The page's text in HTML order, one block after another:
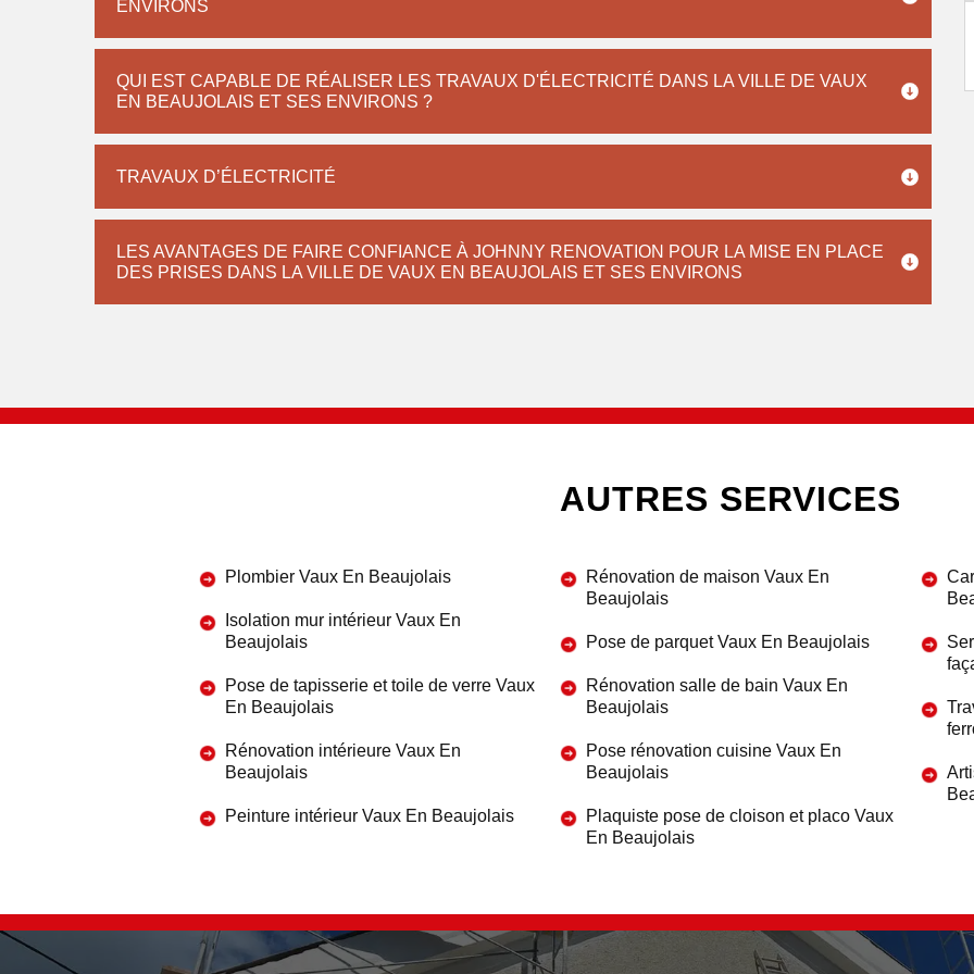
ENVIRONS
QUI EST CAPABLE DE RÉALISER LES TRAVAUX D'ÉLECTRICITÉ DANS LA VILLE DE VAUX
EN BEAUJOLAIS ET SES ENVIRONS ?
TRAVAUX D’ÉLECTRICITÉ
LES AVANTAGES DE FAIRE CONFIANCE À JOHNNY RENOVATION POUR LA MISE EN PLACE
DES PRISES DANS LA VILLE DE VAUX EN BEAUJOLAIS ET SES ENVIRONS
AUTRES SERVICES
Plombier Vaux En Beaujolais
Isolation mur intérieur Vaux En
Beaujolais
Pose de tapisserie et toile de verre Vaux
En Beaujolais
Rénovation intérieure Vaux En
Beaujolais
Peinture intérieur Vaux En Beaujolais
Rénovation de maison Vaux En
Beaujolais
Pose de parquet Vaux En Beaujolais
Rénovation salle de bain Vaux En
Beaujolais
Pose rénovation cuisine Vaux En
Beaujolais
Plaquiste pose de cloison et placo Vaux
En Beaujolais